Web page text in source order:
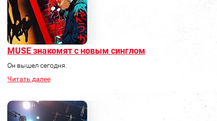
MUSE знакомят с новым синглом
Он вышел сегодня.
Читать далее